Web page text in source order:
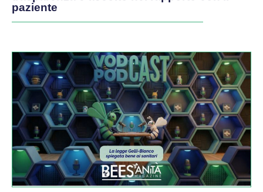
paziente